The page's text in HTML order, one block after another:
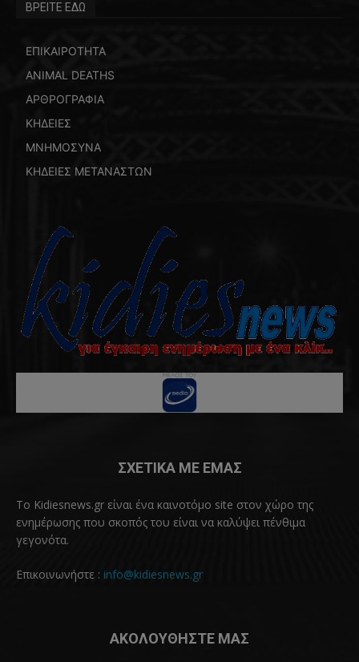
ΒΡΕΙΤΕ ΕΔΩ
ΕΠΙΚΑΙΡΟΤΗΤΑ
ANIMAL DEATHS
ΑΡΘΡΟΓΡΑΦΙΑ
ΚΗΔΕΙΕΣ
ΜΝΗΜΟΣΥΝΑ
ΚΗΔΕΙΕΣ ΜΕΤΑΝΑΣΤΩΝ
ΣΧΕΤΙΚΑ ΜΕ ΕΜΑΣ
Το Kidiesnews.gr είναι ένα καινοτόμο site στον χώρο της
ενημέρωσης που σκοπός του είναι να καλύψει πένθιμα
γεγονότα.
Επικοινωνήστε : info@kidiesnews.gr
ΑΚΟΛΟΥΘΗΣΤΕ ΜΑΣ